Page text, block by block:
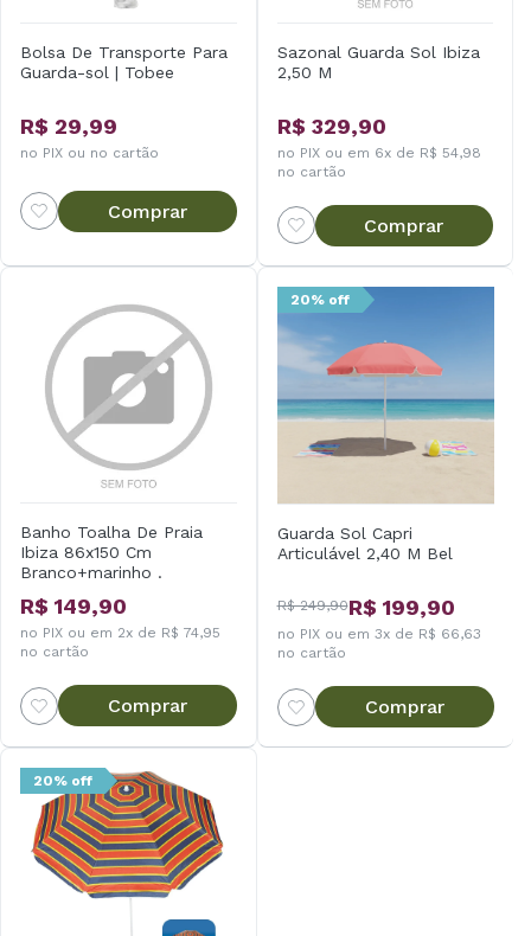
Bolsa De Transporte Para
Guarda-sol | Tobee
R$ 29,99
no PIX ou no cartão
Comprar
Sazonal Guarda Sol Ibiza
2,50 M
R$ 329,90
no PIX ou em 6x de R$ 54,98
no cartão
Comprar
Banho Toalha De Praia
Ibiza 86x150 Cm
Branco+marinho .
R$ 149,90
no PIX ou em 2x de R$ 74,95
no cartão
Comprar
20% off
Guarda Sol Capri
Articulável 2,40 M Bel
R$ 249,90R$ 199,90
no PIX ou em 3x de R$ 66,63
no cartão
Comprar
20% off